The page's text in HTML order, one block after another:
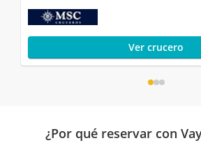
Ver crucero
¿Por qué reservar con